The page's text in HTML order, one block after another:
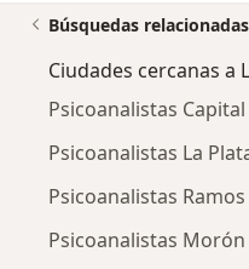
Búsquedas relacionadas
Ciudades cercanas a
Psicoanalistas
Psicoanalistas La
Psicoanalistas
Psicoanalistas Morón